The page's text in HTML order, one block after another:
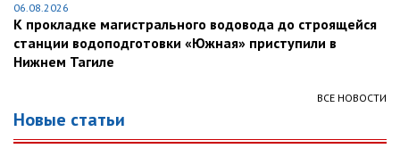
06.08.2026
К прокладке магистрального водовода до строящейся
станции водоподготовки «Южная» приступили в
Нижнем Тагиле
ВСЕ НОВОСТИ
Новые статьи